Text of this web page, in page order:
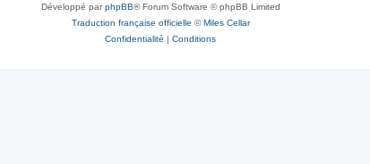
Développé parphpBB® Forum Software © phpBB Limited
Traduction française officielle ©Miles Cellar
Confidentialité | Conditions